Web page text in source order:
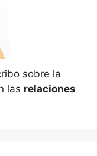
sobre la
las relaciones